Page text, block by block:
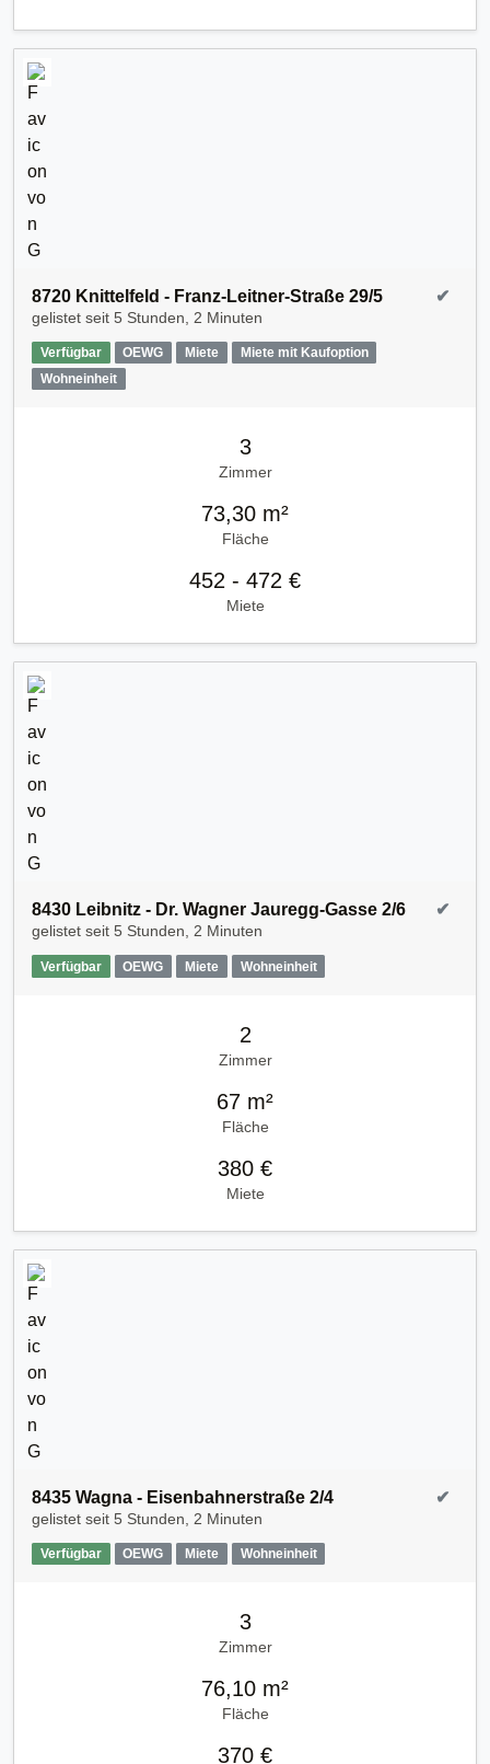
8720 Knittelfeld - Franz-Leitner-Straße 29/5
gelistet seit 5 Stunden, 2 Minuten
Verfügbar OEWG Miete
Miete mit Kaufoption
Wohneinheit
✔
3
Zimmer
73,30 m²
Fläche
452 - 472 €
Miete
8430 Leibnitz - Dr. Wagner Jauregg-Gasse 2/6
gelistet seit 5 Stunden, 2 Minuten
Verfügbar OEWG Miete Wohneinheit
✔
2
Zimmer
67 m²
Fläche
380 €
Miete
8435 Wagna - Eisenbahnerstraße 2/4
gelistet seit 5 Stunden, 2 Minuten
Verfügbar OEWG Miete Wohneinheit
✔
3
Zimmer
76,10 m²
Fläche
370 €